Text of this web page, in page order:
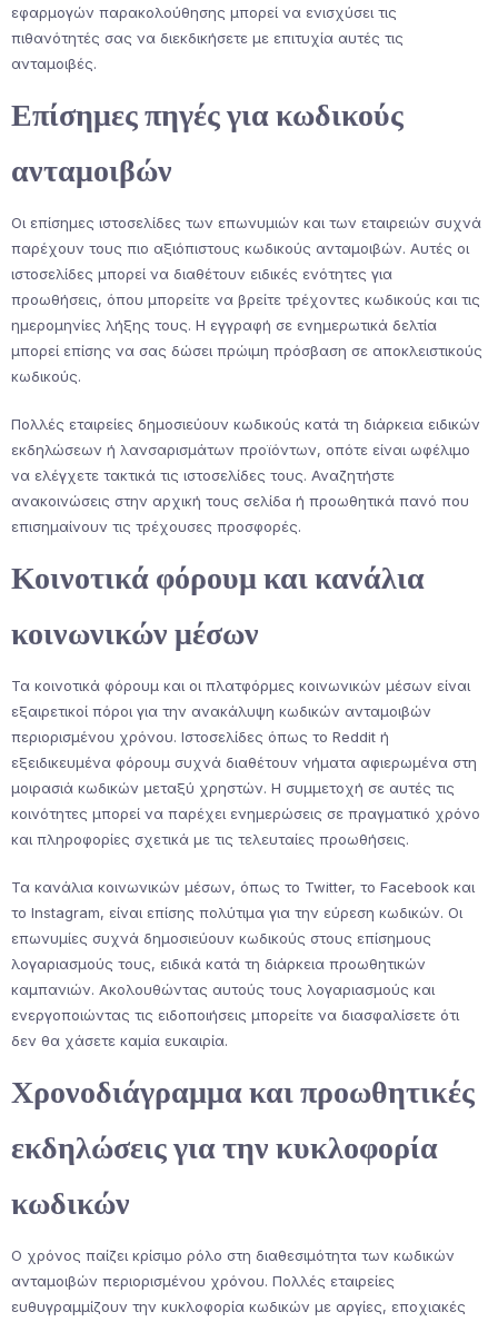
εφαρμογών παρακολούθησης μπορεί να ενισχύσει τις
πιθανότητές σας να διεκδικήσετε με επιτυχία αυτές τις
ανταμοιβές.
Επίσημες πηγές για κωδικούς
ανταμοιβών
Οι επίσημες ιστοσελίδες των επωνυμιών και των εταιρειών συχνά
παρέχουν τους πιο αξιόπιστους κωδικούς ανταμοιβών. Αυτές οι
ιστοσελίδες μπορεί να διαθέτουν ειδικές ενότητες για
προωθήσεις, όπου μπορείτε να βρείτε τρέχοντες κωδικούς και τις
ημερομηνίες λήξης τους. Η εγγραφή σε ενημερωτικά δελτία
μπορεί επίσης να σας δώσει πρώιμη πρόσβαση σε αποκλειστικούς
κωδικούς.
Πολλές εταιρείες δημοσιεύουν κωδικούς κατά τη διάρκεια ειδικών
εκδηλώσεων ή λανσαρισμάτων προϊόντων, οπότε είναι ωφέλιμο
να ελέγχετε τακτικά τις ιστοσελίδες τους. Αναζητήστε
ανακοινώσεις στην αρχική τους σελίδα ή προωθητικά πανό που
επισημαίνουν τις τρέχουσες προσφορές.
Κοινοτικά φόρουμ και κανάλια
κοινωνικών μέσων
Τα κοινοτικά φόρουμ και οι πλατφόρμες κοινωνικών μέσων είναι
εξαιρετικοί πόροι για την ανακάλυψη κωδικών ανταμοιβών
περιορισμένου χρόνου. Ιστοσελίδες όπως το Reddit ή
εξειδικευμένα φόρουμ συχνά διαθέτουν νήματα αφιερωμένα στη
μοιρασιά κωδικών μεταξύ χρηστών. Η συμμετοχή σε αυτές τις
κοινότητες μπορεί να παρέχει ενημερώσεις σε πραγματικό χρόνο
και πληροφορίες σχετικά με τις τελευταίες προωθήσεις.
Τα κανάλια κοινωνικών μέσων, όπως το Twitter, το Facebook και
το Instagram, είναι επίσης πολύτιμα για την εύρεση κωδικών. Οι
επωνυμίες συχνά δημοσιεύουν κωδικούς στους επίσημους
λογαριασμούς τους, ειδικά κατά τη διάρκεια προωθητικών
καμπανιών. Ακολουθώντας αυτούς τους λογαριασμούς και
ενεργοποιώντας τις ειδοποιήσεις μπορείτε να διασφαλίσετε ότι
δεν θα χάσετε καμία ευκαιρία.
Χρονοδιάγραμμα και προωθητικές
εκδηλώσεις για την κυκλοφορία
κωδικών
Ο χρόνος παίζει κρίσιμο ρόλο στη διαθεσιμότητα των κωδικών
ανταμοιβών περιορισμένου χρόνου. Πολλές εταιρείες
ευθυγραμμίζουν την κυκλοφορία κωδικών με αργίες, εποχιακές